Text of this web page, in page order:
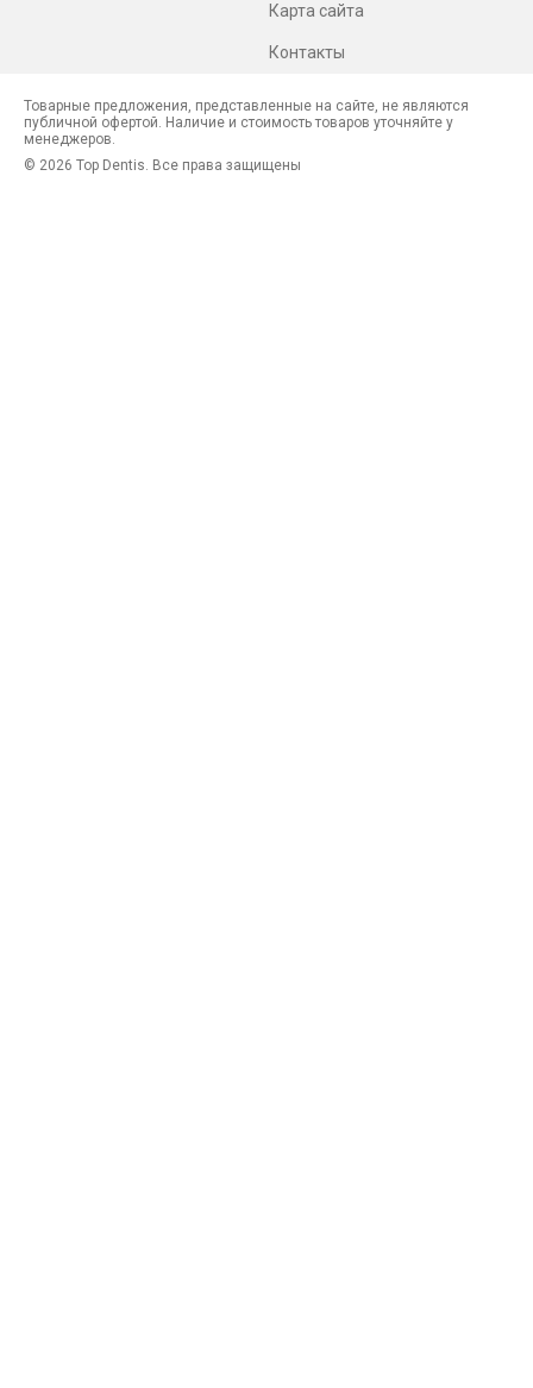
Карта сайта
Контакты
© 2026 Top Dentis. Все права защищены
Товарные предложения, представленные на сайте, не являются
публичной офертой. Наличие и стоимость товаров уточняйте у
менеджеров.